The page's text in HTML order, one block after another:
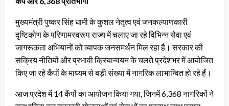
मुख्यमंत्री पुष्कर सिंह धामी के कुशल नेतृत्व एवं जनकल्याणकारी
दृष्टिकोण के परिणामस्वरूप राज्य में चलाए जा रहे विभिन्न सेवा एवं
जागरूकता अभियानों को व्यापक जनसमर्थन मिल रहा है। सरकार की
सक्रिय नीतियों और प्रभावी क्रियान्वयन के चलते प्रदेशभर में आयोजित
किए जा रहे कैंपों के माध्यम से बड़ी संख्या में नागरिक लाभान्वित हो रहे हैं।
आज प्रदेश में 14 कैंपों का आयोजन किया गया, जिनमें 6,368 नागरिकों ने